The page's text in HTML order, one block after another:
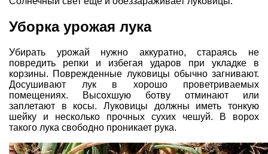
Уборка урожая лука
Убирать урожай нужно аккуратно, стараясь не
повредить репки и избегая ударов при укладке в
корзины. Поврежденные луковицы обычно загнивают.
Досушивают лук в хорошо проветриваемых
помещениях. Высохшую ботву отминают или
заплетают в косы. Луковицы должны иметь тонкую
шейку и несколько прочных сухих чешуй. В ворох
такого лука свободно проникает рука.